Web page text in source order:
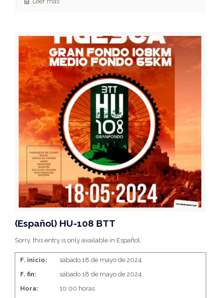
(Español) HU-108 BTT
Sorry, this entry is only available in Español.
F. inicio:
sábado 18 de mayo de 2024
F. fin:
sábado 18 de mayo de 2024
Hora:
10:00 horas